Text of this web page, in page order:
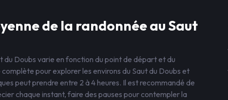
de la randonnée au Saut
du Doubs varie en fonction du point de départ et du
pour explorer les environs du Saut du Doubs et
peut prendre entre 2 à 4 heures. Il est recommandé de
chaque instant, faire des pauses pour contempler la